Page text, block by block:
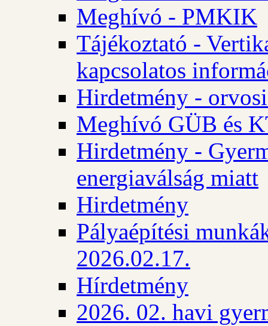
Meghívó - PMKIK
Tájékoztató -
kapcsolatos
Hirdetmény -
Meghívó GÜB és
Hirdetmény -
energiaválság miatt
Hirdetmény
Pályaépítési
2026.02.17.
Hírdetmény
2026. 02. havi